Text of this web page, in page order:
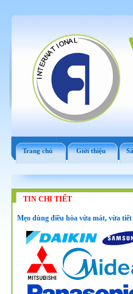
Trang chủ Giới thiệu
TIN CHI TIẾT
Mẹo dùng điều hòa vừa mát, vừa